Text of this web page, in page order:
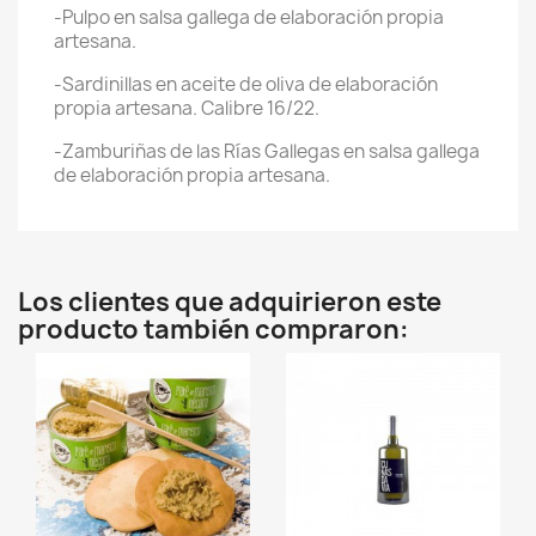
-Pulpo en salsa gallega de elaboración propia
artesana.
-Sardinillas en aceite de oliva de elaboración
propia artesana. Calibre 16/22.
-Zamburiñas de las Rías Gallegas en salsa gallega
de elaboración propia artesana.
Los clientes que adquirieron este
producto también compraron: